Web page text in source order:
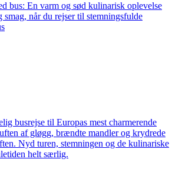
bus: En varm og sød kulinarisk oplevelse
når du rejser til stemningsfulde
busrejse til Europas mest charmerende
af gløgg, brændte mandler og krydrede
Nyd turen, stemningen og de kulinariske
helt særlig.